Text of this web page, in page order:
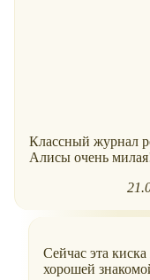
Классный журнал
Алисы очень
Сейчас эта
хорошей